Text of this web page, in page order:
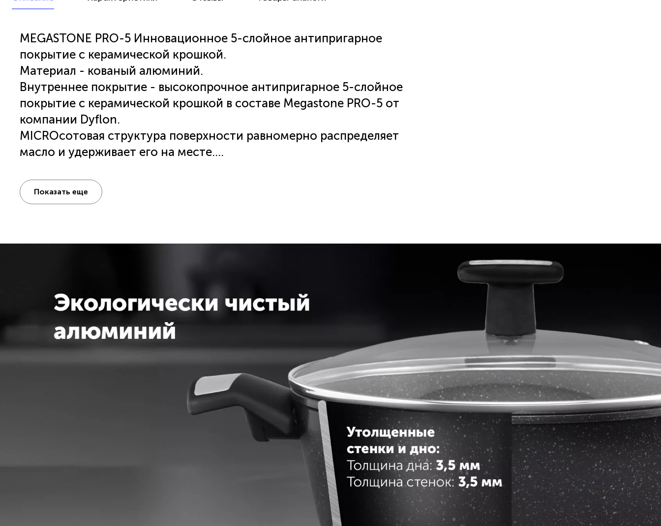
MEGASTONE PRO-5 Инновационное 5-слойное антипригарное
покрытие с керамической крошкой.
Материал - кованый алюминий.
Внутреннее покрытие - высокопрочное антипригарное 5-слойное
покрытие с керамической крошкой в составе Megastone PRO-5 от
компании Dyflon.
MICROсотовая структура поверхности равномерно распределяет
масло и удерживает его на месте.
Ручки - эргономичные бакелитовые ручки с покрытием "Soft
Touch".
дна посуды указан в характеристиках.
ПОСМОТРЕТЬ РЕКОМЕНДАЦИИ ПО УХОДУ
Показать еще